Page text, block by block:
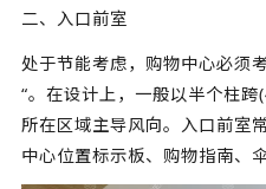
二、入口前室
处于节能考虑，购物中心必须
“。在设计上，一般以半个柱
所在区域主导风向。入口前室
中心位置标示板、购物指南、